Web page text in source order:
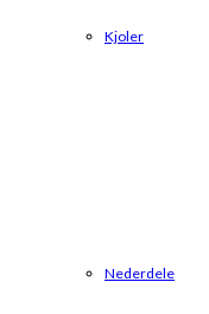
Kjoler
Nederdele